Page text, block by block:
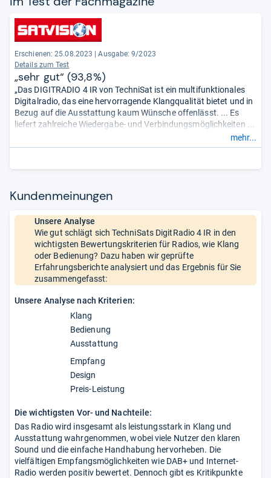
Erschienen: 25.08.2023 | Ausgabe: 9/2023
Details zum Test
„sehr gut“ (93,8%)
„Das DIGITRADIO 4 IR von TechniSat ist ein multifunktionales
Digitalradio, das eine hervorragende Klangqualität bietet und in
Bezug auf die Ausstattung kaum Wünsche offenlässt. ... Es
liefert zahlreiche Wiedergabe- und Verbindungsmöglichkeiten ...
drahtlosen Verbindungsoptionen AirPlay und NFC, UPnP/DLNA,
mehr...
Kun­den­mei­nun­gen
Unsere Analyse
Wie gut schlägt sich TechniSats DigitRadio 4 IR in den
wichtigsten Bewertungskriterien für Radios, wie Klang
oder Bedienung? Dazu haben wir geprüfte
Erfahrungsberichte analysiert und das Ergebnis für Sie
zusammengefasst:
Unsere Analyse nach Kriterien:
Klang
Bedienung
Ausstattung
Empfang
Design
Preis-Leistung
Die wichtigsten Vor- und Nachteile:
Das Radio wird insgesamt als leistungsstark in Klang und
Ausstattung wahrgenommen, wobei viele Nutzer den klaren
Sound und die einfache Handhabung hervorheben. Die
vielfältigen Empfangsmöglichkeiten wie DAB+ und Internet-
Radio werden positiv bewertet. Dennoch gibt es Kritikpunkte